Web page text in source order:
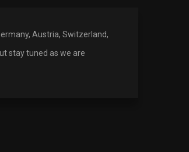
Austria, Switzerland,
stay tuned as we are